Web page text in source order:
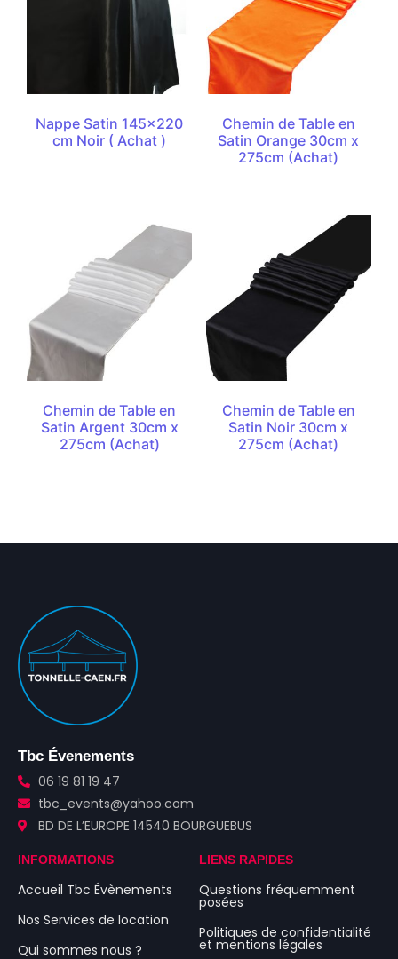
Nappe Satin 145×220
cm Noir ( Achat )
Chemin de Table en
Satin Orange 30cm x
275cm (Achat)
Chemin de Table en
Satin Argent 30cm x
275cm (Achat)
Chemin de Table en
Satin Noir 30cm x
275cm (Achat)
Tbc Évenements
06 19 81 19 47
tbc_events@yahoo.com
BD DE L’EUROPE 14540 BOURGUEBUS
INFORMATIONS
Accueil Tbc Évènements
Nos Services de location
Qui sommes nous ?
LIENS RAPIDES
Questions fréquemment
posées
Politiques de confidentialité
et mentions légales